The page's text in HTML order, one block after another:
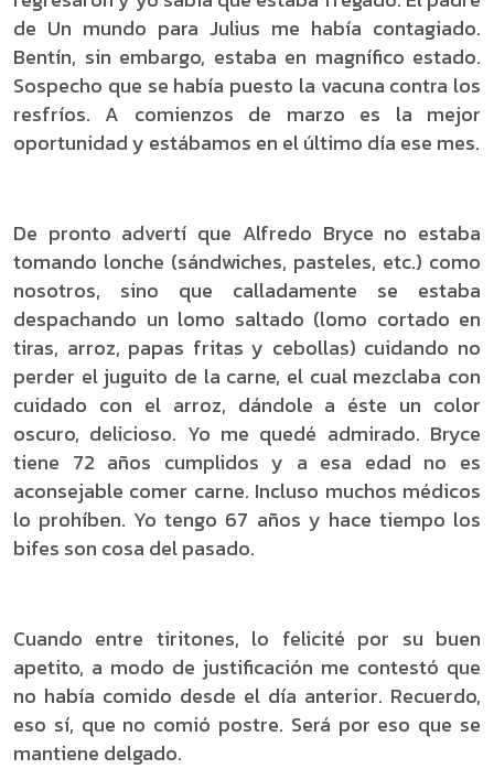
de Un mundo para Julius me había contagiado.
Bentín, sin embargo, estaba en magnífico estado.
Sospecho que se había puesto la vacuna contra los
resfríos. A comienzos de marzo es la mejor
oportunidad y estábamos en el último día ese mes.
De pronto advertí que Alfredo Bryce no estaba
tomando lonche (sándwiches, pasteles, etc.) como
nosotros, sino que calladamente se estaba
despachando un lomo saltado (lomo cortado en
tiras, arroz, papas fritas y cebollas) cuidando no
perder el juguito de la carne, el cual mezclaba con
cuidado con el arroz, dándole a éste un color
oscuro, delicioso. Yo me quedé admirado. Bryce
tiene 72 años cumplidos y a esa edad no es
aconsejable comer carne. Incluso muchos médicos
lo prohíben. Yo tengo 67 años y hace tiempo los
bifes son cosa del pasado.
Cuando entre tiritones, lo felicité por su buen
apetito, a modo de justificación me contestó que
no había comido desde el día anterior. Recuerdo,
eso sí, que no comió postre. Será por eso que se
mantiene delgado.